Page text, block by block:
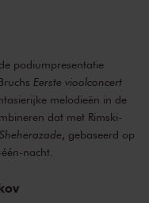
podiumpresentatie
Eerste vioolconcert
melodieën in de
dat met Rimski-
Sheherazade, gebaseerd op
nacht.